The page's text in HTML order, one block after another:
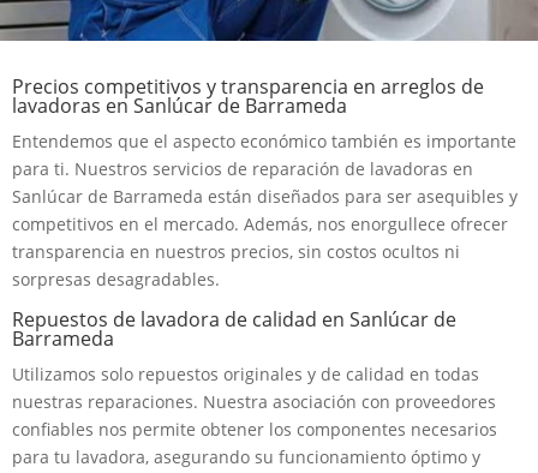
Precios competitivos y transparencia en arreglos de
lavadoras en Sanlúcar de Barrameda
Entendemos que el aspecto económico también es importante
para ti. Nuestros servicios de reparación de lavadoras en
Sanlúcar de Barrameda están diseñados para ser asequibles y
competitivos en el mercado. Además, nos enorgullece ofrecer
transparencia en nuestros precios, sin costos ocultos ni
sorpresas desagradables.
Repuestos de lavadora de calidad en Sanlúcar de
Barrameda
Utilizamos solo repuestos originales y de calidad en todas
nuestras reparaciones. Nuestra asociación con proveedores
confiables nos permite obtener los componentes necesarios
para tu lavadora, asegurando su funcionamiento óptimo y